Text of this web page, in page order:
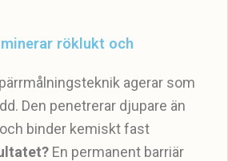
röklukt och
agerar som
Den penetrerar djupare än
binder kemiskt fast
En permanent barriär